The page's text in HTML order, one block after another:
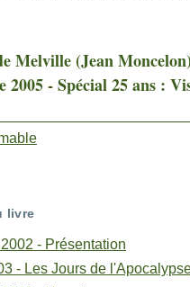
Melville (Jean Moncelon)
2005 - Spécial 25 ans :
livre
- Présentation
- Les Jours de